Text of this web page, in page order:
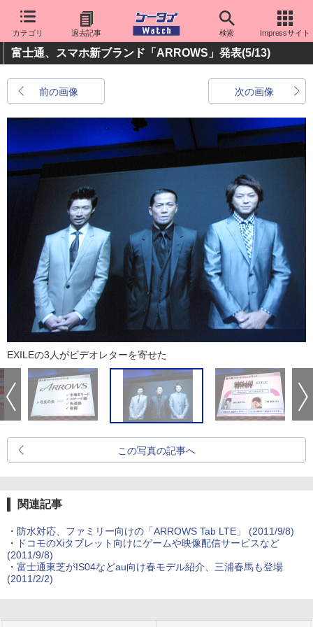
カテゴリ 過去記事 検索 Impressサイト
富士通、スマホ新ブランド「ARROWS」発表(5/13)
前の画像 次の画像
EXILEの3人がビデオレターを寄せた
この写真の記事へ
関連記事
・ 防水対応、ファミリー向けの「ARROWS Tab LTE」
(2011/9/8)
・
ドコモのXiタブレット向けにゲームや映像配信サービスなど
(2011/9/8)
・ 富士通東芝がIS04などau向け春モデル紹介、三浦春馬も登場
(2011/2/2)